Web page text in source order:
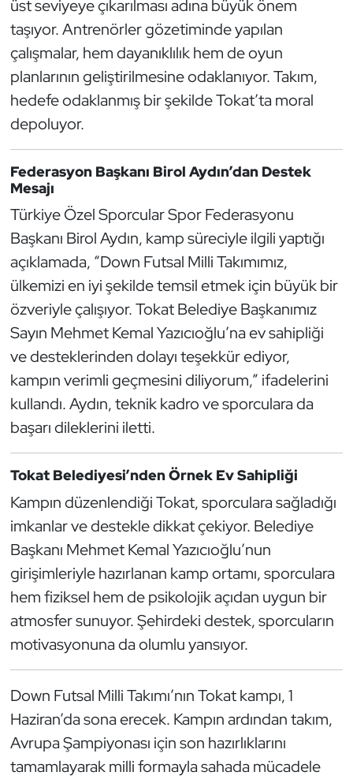
üst seviyeye çıkarılması adına büyük önem
taşıyor. Antrenörler gözetiminde yapılan
çalışmalar, hem dayanıklılık hem de oyun
planlarının geliştirilmesine odaklanıyor. Takım,
hedefe odaklanmış bir şekilde Tokat’ta moral
depoluyor.
Federasyon Başkanı Birol Aydın’dan Destek
Mesajı
Türkiye Özel Sporcular Spor Federasyonu
Başkanı Birol Aydın, kamp süreciyle ilgili yaptığı
açıklamada, “Down Futsal Milli Takımımız,
ülkemizi en iyi şekilde temsil etmek için büyük bir
özveriyle çalışıyor. Tokat Belediye Başkanımız
Sayın Mehmet Kemal Yazıcıoğlu’na ev sahipliği
ve desteklerinden dolayı teşekkür ediyor,
kampın verimli geçmesini diliyorum,” ifadelerini
kullandı. Aydın, teknik kadro ve sporculara da
başarı dileklerini iletti.
Tokat Belediyesi’nden Örnek Ev Sahipliği
Kampın düzenlendiği Tokat, sporculara sağladığı
imkanlar ve destekle dikkat çekiyor. Belediye
Başkanı Mehmet Kemal Yazıcıoğlu’nun
girişimleriyle hazırlanan kamp ortamı, sporculara
hem fiziksel hem de psikolojik açıdan uygun bir
atmosfer sunuyor. Şehirdeki destek, sporcuların
motivasyonuna da olumlu yansıyor.
Down Futsal Milli Takımı’nın Tokat kampı, 1
Haziran’da sona erecek. Kampın ardından takım,
Avrupa Şampiyonası için son hazırlıklarını
tamamlayarak milli formayla sahada mücadele
Karate
Kayak
Kempo
Kick Boks
Kürek
Masa Tenisi
Modern Pentatlon
Motor Sporları
Muay Thai
Okçuluk
Optimist
Oryantiring
Özel Sporcular
Paralimpik
Ragbi
Satranç
Su Topu
Sualtı Sporları
Tekvando
Tenis